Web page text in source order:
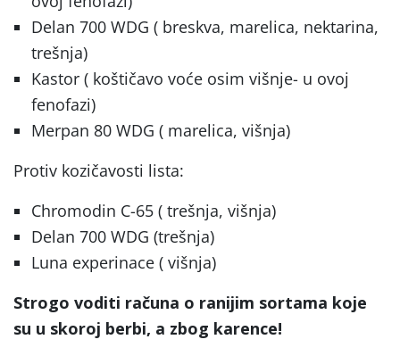
Delan 700 WDG ( breskva, marelica, nektarina,
trešnja)
Kastor ( koštičavo voće osim višnje- u ovoj
fenofazi)
Merpan 80 WDG ( marelica, višnja)
Protiv kozičavosti lista:
Chromodin C-65 ( trešnja, višnja)
Delan 700 WDG (trešnja)
Luna experinace ( višnja)
Strogo voditi računa o ranijim sortama koje
su u skoroj berbi, a zbog karence!